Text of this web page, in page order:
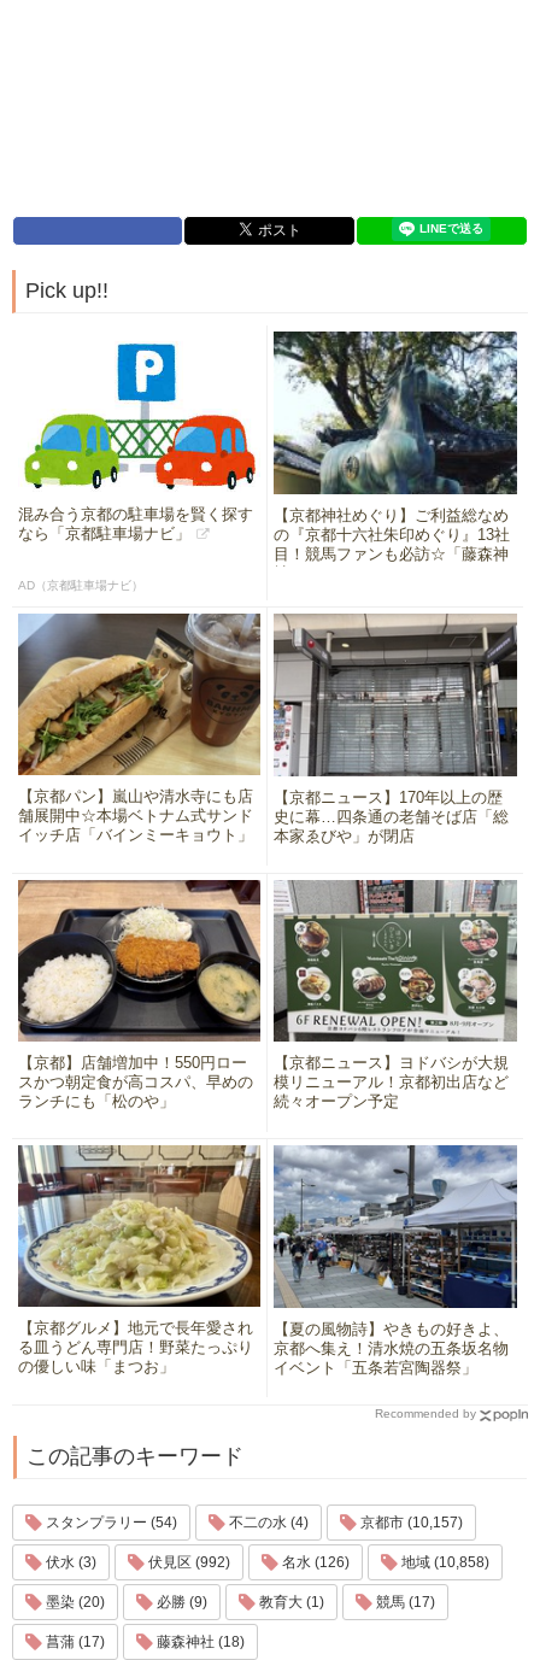
Pick up!!
混み合う京都の駐車場を賢く探す
なら「京都駐車場ナビ」
AD（京都駐車場ナビ）
【京都神社めぐり】ご利益総なめ
の『京都十六社朱印めぐり』13社
目！競馬ファンも必訪☆「藤森神
【京都パン】嵐山や清水寺にも店
舗展開中☆本場ベトナム式サンド
イッチ店「バインミーキョウト」
【京都ニュース】170年以上の歴
史に幕…四条通の老舗そば店「総
本家ゑびや」が閉店
【京都】店舗増加中！550円ロー
スかつ朝定食が高コスパ、早めの
ランチにも「松のや」
【京都ニュース】ヨドバシが大規
模リニューアル！京都初出店など
続々オープン予定
【京都グルメ】地元で長年愛され
る皿うどん専門店！野菜たっぷり
の優しい味「まつお」
【夏の風物詩】やきもの好きよ、
京都へ集え！清水焼の五条坂名物
イベント「五条若宮陶器祭」
Recommended by
この記事のキーワード
スタンプラリー (54) 不二の水 (4) 京都市 (10,157)
伏水 (3) 伏見区 (992) 名水 (126) 地域 (10,858)
墨染 (20) 必勝 (9) 教育大 (1) 競馬 (17)
菖蒲 (17) 藤森神社 (18)